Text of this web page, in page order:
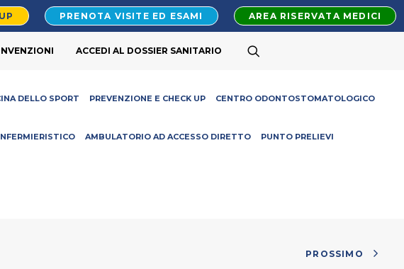
PRENOTA VISITE ED ESAMI AREA RISERVATA MEDICI
ACCEDI AL DOSSIER SANITARIO
DELLO SPORT PREVENZIONE E CHECK UP CENTRO ODONTOSTOMATOLOGICO
AMBULATORIO AD ACCESSO DIRETTO PUNTO PRELIEVI
PROSSIMO